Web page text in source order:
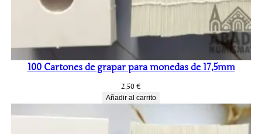
100 Cartones de grapar para monedas de 17,5mm
2,50 €
Añadir al carrito